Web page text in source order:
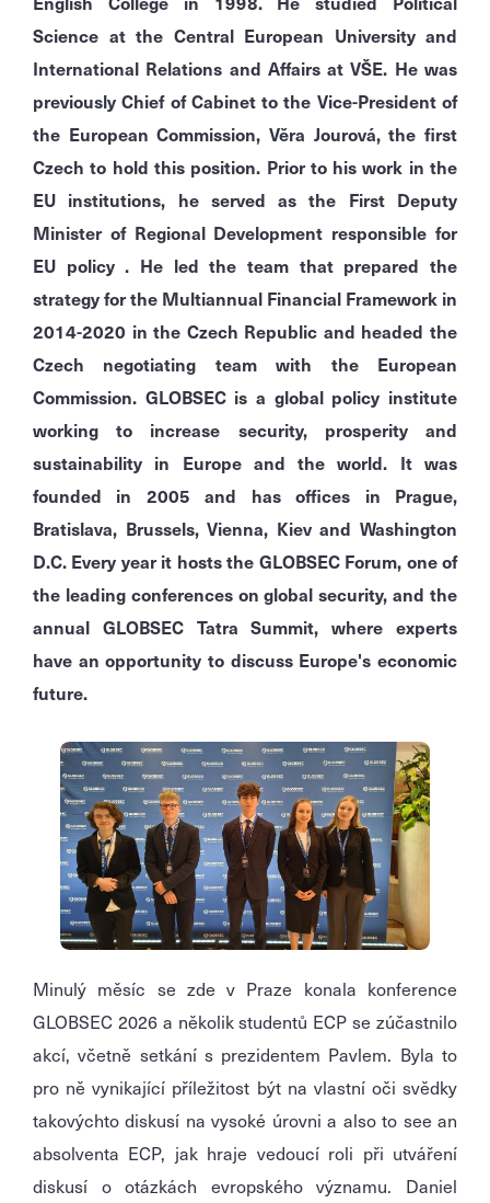
Science at the Central European University and
International Relations and Affairs at VŠE. He was
previously Chief of Cabinet to the Vice-President of
the European Commission, Věra Jourová, the first
Czech to hold this position. Prior to his work in the
EU institutions, he served as the First Deputy
Minister of Regional Development responsible for
EU policy . He led the team that prepared the
strategy for the Multiannual Financial Framework in
2014-2020 in the Czech Republic and headed the
Czech negotiating team with the European
Commission. GLOBSEC is a global policy institute
working to increase security, prosperity and
sustainability in Europe and the world. It was
founded in 2005 and has offices in Prague,
Bratislava, Brussels, Vienna, Kiev and Washington
D.C. Every year it hosts the GLOBSEC Forum, one of
the leading conferences on global security, and the
annual GLOBSEC Tatra Summit, where experts
have an opportunity to discuss Europe's economic
future.
Minulý měsíc se zde v Praze konala konference
GLOBSEC 2026 a několik studentů ECP se zúčastnilo
akcí, včetně setkání s prezidentem Pavlem. Byla to
pro ně vynikající příležitost být na vlastní oči svědky
takovýchto diskusí na vysoké úrovni a also to see an
absolventa ECP, jak hraje vedoucí roli při utváření
diskusí o otázkách evropského významu. Daniel